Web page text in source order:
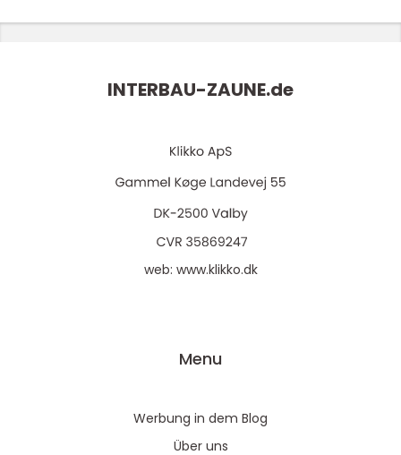
INTERBAU-ZAUNE.de
web: www.klikko.dk
Menu
Werbung in dem Blog
Über uns